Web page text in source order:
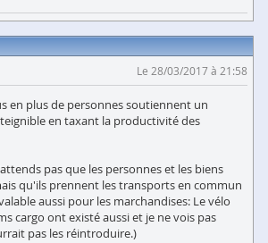
Le 28/03/2017 à 21:58
en plus de personnes soutiennent un
en taxant la productivité des
pas que les personnes et les biens
qu'ils prennent les transports en commun
aussi pour les marchandises: Le vélo
cargo ont existé aussi et je ne vois pas
pas les réintroduire.)